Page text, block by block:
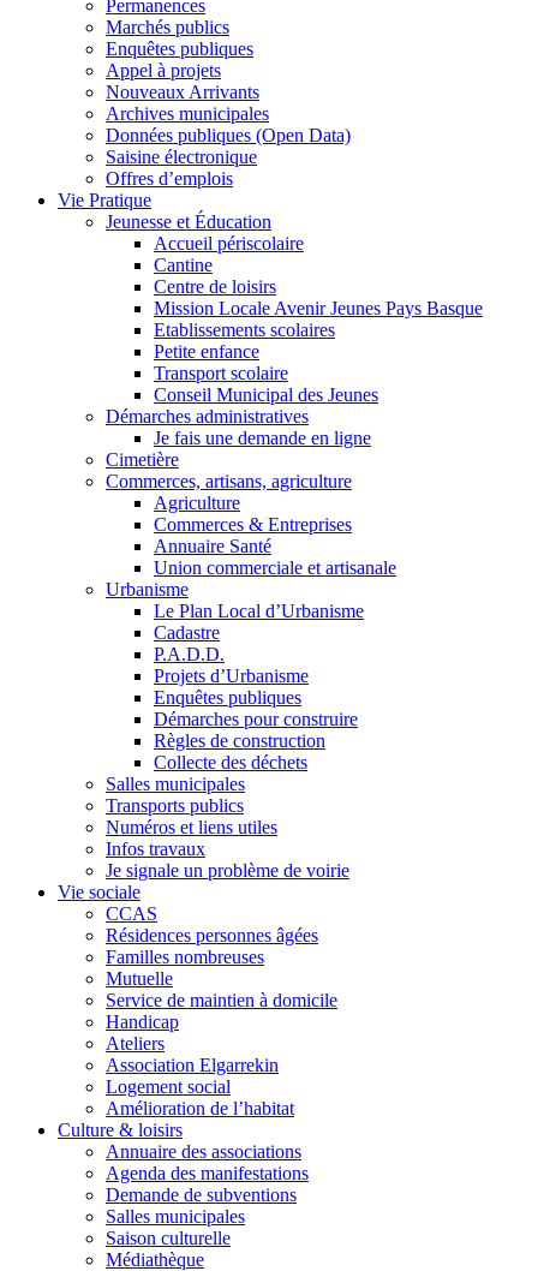
Permanences
Marchés publics
Enquêtes publiques
Appel à projets
Nouveaux Arrivants
Archives municipales
Données publiques (Open Data)
Saisine électronique
Offres d’emplois
Vie Pratique
Jeunesse et Éducation
Accueil périscolaire
Cantine
Centre de loisirs
Mission Locale Avenir Jeunes Pays Basque
Etablissements scolaires
Petite enfance
Transport scolaire
Conseil Municipal des Jeunes
Démarches administratives
Je fais une demande en ligne
Cimetière
Commerces, artisans, agriculture
Agriculture
Commerces & Entreprises
Annuaire Santé
Union commerciale et artisanale
Urbanisme
Le Plan Local d’Urbanisme
Cadastre
P.A.D.D.
Projets d’Urbanisme
Enquêtes publiques
Démarches pour construire
Règles de construction
Collecte des déchets
Salles municipales
Transports publics
Numéros et liens utiles
Infos travaux
Je signale un problème de voirie
Vie sociale
CCAS
Résidences personnes âgées
Familles nombreuses
Mutuelle
Service de maintien à domicile
Handicap
Ateliers
Association Elgarrekin
Logement social
Amélioration de l’habitat
Culture & loisirs
Annuaire des associations
Agenda des manifestations
Demande de subventions
Salles municipales
Saison culturelle
Médiathèque